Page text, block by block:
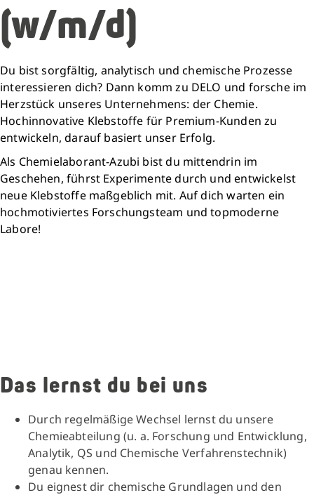
(w/m/d)
Du bist sorgfältig, analytisch und chemische Prozesse
interessieren dich? Dann komm zu DELO und forsche im
Herzstück unseres Unternehmens: der Chemie.
Hochinnovative Klebstoffe für Premium-Kunden zu
entwickeln, darauf basiert unser Erfolg.
Als Chemielaborant-Azubi bist du mittendrin im
Geschehen, führst Experimente durch und entwickelst
neue Klebstoffe maßgeblich mit. Auf dich warten ein
hochmotiviertes Forschungsteam und topmoderne
Labore!
Das lernst du bei uns
Durch regelmäßige Wechsel lernst du unsere
Chemieabteilung (u. a. Forschung und Entwicklung,
Analytik, QS und Chemische Verfahrenstechnik)
genau kennen.
Du eignest dir chemische Grundlagen und den